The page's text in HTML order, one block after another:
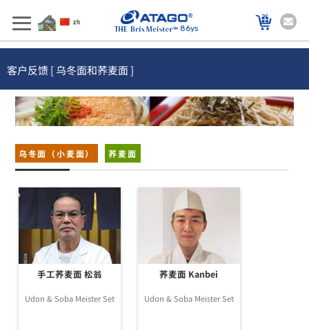
86ys
客户反馈 [ 乌冬面和荞麦面 ]
乌冬面（小麦面） 荞麦面
手工荞麦面 松翁
Udon & Soba Meister Set
荞麦面 Kanbei
Udon & Soba Meister Set